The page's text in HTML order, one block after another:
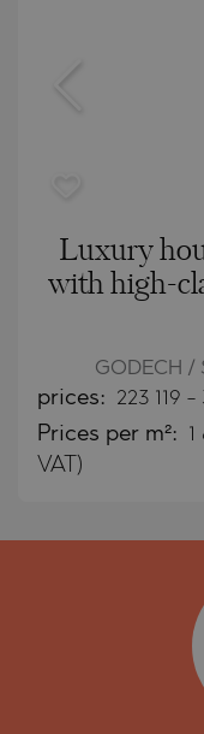
Luxury
with high-
GODECH /
prices: 223 119 -
Prices per m²:
VAT)